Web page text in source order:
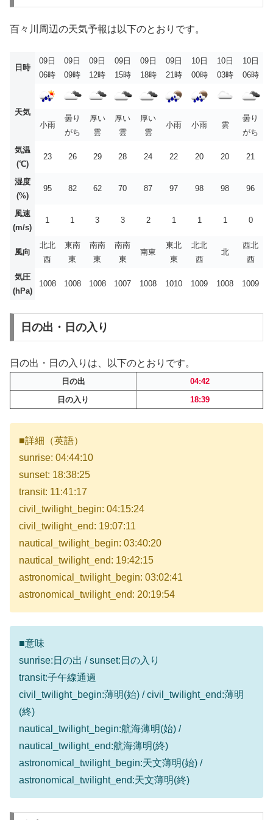
百々川周辺の天気予報は以下のとおりです。
日時
09日
06時
09日
09時
09日
12時
09日
15時
09日
18時
09日
21時
10日
00時
10日
03時
10日
06時
天気
小雨
曇り
がち
厚い
雲
厚い
雲
厚い
雲
小雨 小雨 雲
曇り
がち
気温
(℃)
23 26 29 28 24 22 20 20 21
湿度
(%)
95 82 62 70 87 97 98 98 96
風速
(m/s)
1 1 3 3 2 1 1 1 0
風向
北北
西
東南
東
南南
東
南南
東
南東
東北
東
北北
西
北
西北
西
気圧
(hPa)
1008 1008 1008 1007 1008 1010 1009 1008 1009
日の出・日の入り
日の出・日の入りは、以下のとおりです。
日の出
04:42
日の入り
18:39
■詳細（英語）
sunrise: 04:44:10
sunset: 18:38:25
transit: 11:41:17
civil_twilight_begin: 04:15:24
civil_twilight_end: 19:07:11
nautical_twilight_begin: 03:40:20
nautical_twilight_end: 19:42:15
astronomical_twilight_begin: 03:02:41
astronomical_twilight_end: 20:19:54
■意味
sunrise:日の出 / sunset:日の入り
transit:子午線通過
civil_twilight_begin:薄明(始) / civil_twilight_end:薄明
(終)
nautical_twilight_begin:航海薄明(始) /
nautical_twilight_end:航海薄明(終)
astronomical_twilight_begin:天文薄明(始) /
astronomical_twilight_end:天文薄明(終)